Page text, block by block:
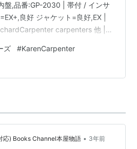
盤,品番:GP-2030 | 帯付 / インサ
良好 ジャケット=良好,EX |
carpenters 他 |
盤面=EX+,良好］［ジャケット=
護内袋を新品交換して配送致しま
時間差で売切れの場…
ズ #KarenCarpenter
応) Books Channel本屋物語 • 3年前